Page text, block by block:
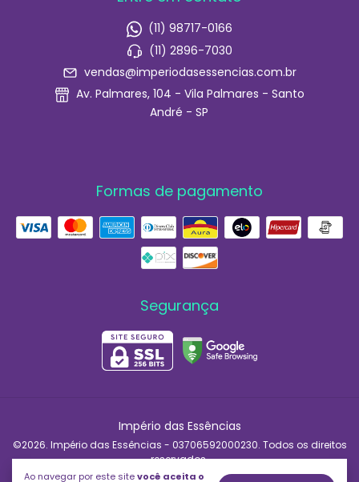
Ao navegar por este sitevocê aceita o
(11) 98717-0166
(11) 2896-7030
vendas@imperiodasessencias.com.br
Av. Palmares, 104 - Vila Palmares - Santo
André - SP
Formas de pagamento
Segurança
Império das Essências
©2026. Império das Essências - 03706592000230. Todos os direitos
reservados.